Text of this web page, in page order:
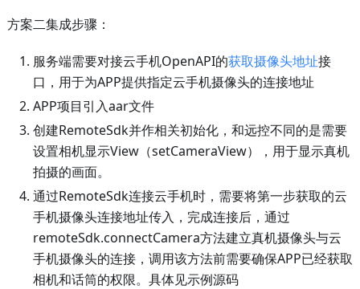
方案二集成步骤：
服务端需要对接云手机OpenAPI的获取摄像头地址接
口，用于为APP提供指定云手机摄像头的连接地址
APP项目引入aar文件
创建RemoteSdk并作相关初始化，和远控不同的是需要
设置相机显示View（setCameraView），用于显示真机
拍摄的画面。
通过RemoteSdk连接云手机时，需要将第一步获取的云
手机摄像头连接地址传入，完成连接后，通过
remoteSdk.connectCamera方法建立真机摄像头与云
手机摄像头的连接，调用该方法前需要确保APP已经获取
相机和话筒的权限。具体见示例源码